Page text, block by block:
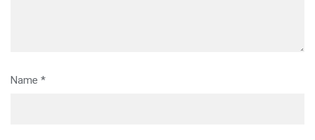
Name *